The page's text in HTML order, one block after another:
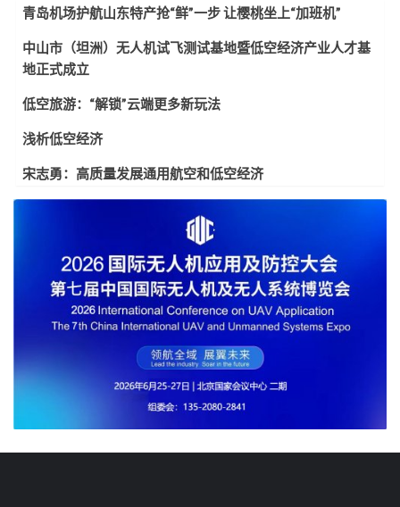
青岛机场护航山东特产抢“鲜”一步 让樱桃坐上“加班机”
中山市（坦洲）无人机试飞测试基地暨低空经济产业人才基
地正式成立
低空旅游：“解锁”云端更多新玩法
浅析低空经济
宋志勇：高质量发展通用航空和低空经济